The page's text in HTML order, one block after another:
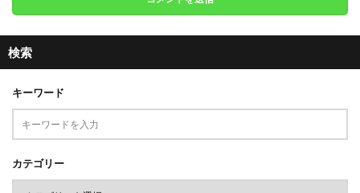
検索
キーワード
カテゴリー